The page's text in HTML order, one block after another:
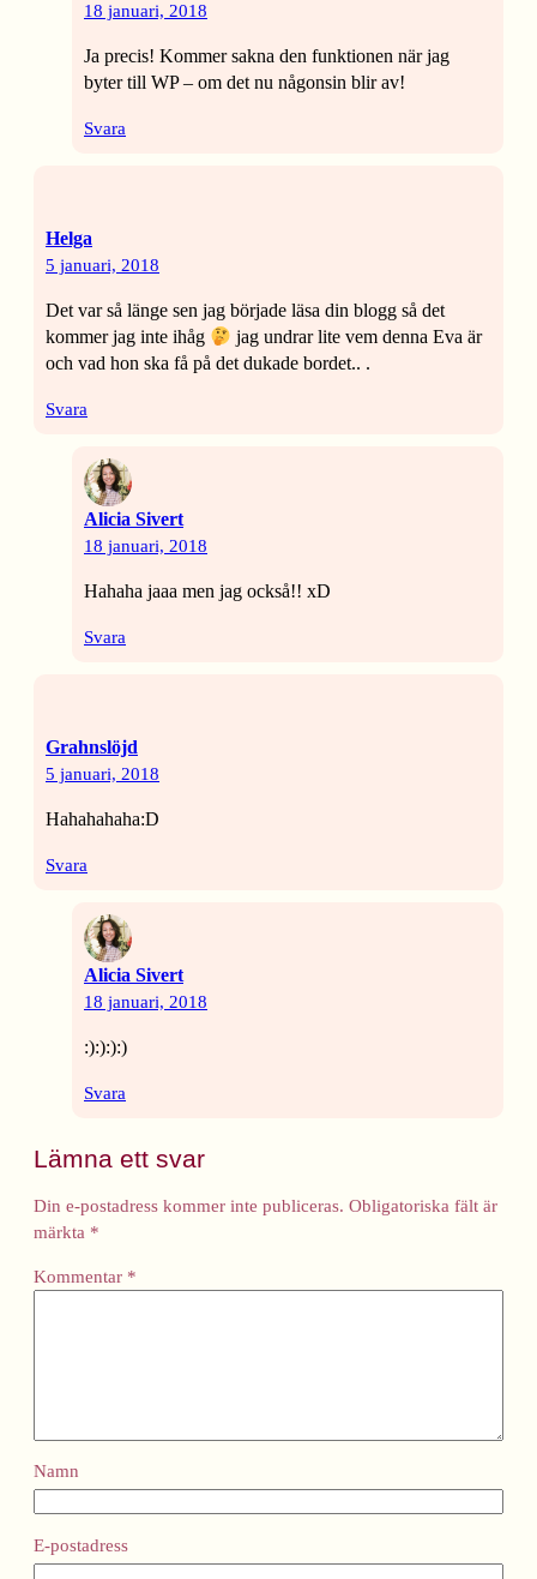
18 januari, 2018
Ja precis! Kommer sakna den funktionen när jag
byter till WP – om det nu någonsin blir av!
Svara
Helga
5 januari, 2018
Det var så länge sen jag började läsa din blogg så det
kommer jag inte ihåg
jag undrar lite vem denna Eva är
och vad hon ska få på det dukade bordet.. .
Svara
Alicia Sivert
18 januari, 2018
Hahaha jaaa men jag också!! xD
Svara
Grahnslöjd
5 januari, 2018
Hahahahaha:D
Svara
Alicia Sivert
18 januari, 2018
:):):):)
Svara
Lämna ett svar
Din e-postadress kommer inte publiceras. Obligatoriska fält är
märkta *
Kommentar *
Namn
E-postadress